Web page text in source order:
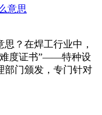
？在焊工行业中，
难度证书”——特种设
部门颁发，专门针对